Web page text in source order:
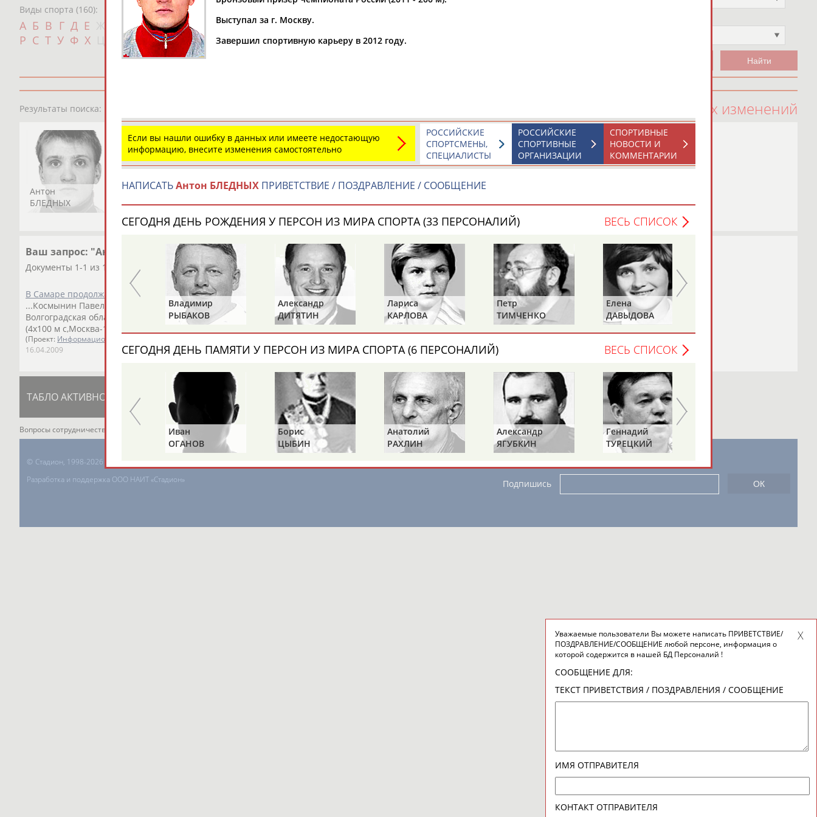
Виды спорта (160):
А Б В Г Д Е И К Л М Н
П
Р С Т У Ф Х Ш Щ Э Ю Я
Дата рождения
Результаты поиска: 100 последних изменений
Антон
БЛЕДНЫХ
Ваш запрос: "Антон БЛЕДНЫХ"
Документы 1-1 из 1 найденных уникальных документов
В Самаре продолжается Первенство России по плаванию среди юниоров
...Космынин Павел (100 м н/с, Волгоградская область), ФаустоваАнтонина(400 м в/с,
Волгоградская область), Труханович Алиса... ...Аржанцева Ирина, Резникова Мария
(4х100 м с,Москва-1).
(Москва-2) на дистанции 200 м брасс (финал)...
(Проект: Информационное агентство СТАДИОН
16.04.2009
ТАБЛО АКТИВНОСТИ ЦЕЛИ ПРОЕКТА КОНТАКТЫ НАШИ КНОПКИ РЕКЛАМА
Вопросы сотрудничества и совместной деятельности inform@infosport.ru
© Стадион, 1998-2026
Разработка и поддержка ООО НАИТ «Стадион»
Подпишись
Выступал за г. Москву.
Завершил спортивную карьеру в 2012 году.
Если вы нашли ошибку в данных или имеете недостающую
информацию, внесите изменения самостоятельно
СПОРТИВНЫЕ
НОВОСТИ И
КОММЕНТАРИИ
РОССИЙСКИЕ
СПОРТИВНЫЕ
ОРГАНИЗАЦИИ
РОССИЙСКИЕ
СПОРТСМЕНЫ,
СПЕЦИАЛИСТЫ
НАПИСАТЬАнтон БЛЕДНЫХ ПРИВЕТСТВИЕ / ПОЗДРАВЛЕНИЕ / СООБЩЕНИЕ
СЕГОДНЯ ДЕНЬ РОЖДЕНИЯ У ПЕРСОН ИЗ МИРА СПОРТА (33 ПЕРСОНАЛИЙ) ВЕСЬ СПИСОК
Валерий
ГАЗЗАЕВ
Владимир
РЫБАКОВ
Александр
ДИТЯТИН
Лариса
КАРЛОВА
Петр
ТИМЧЕНКО
Елена
ДАВЫДОВА
СЕГОДНЯ ДЕНЬ ПАМЯТИ У ПЕРСОН ИЗ МИРА СПОРТА (6 ПЕРСОНАЛИЙ) ВЕСЬ СПИСОК
Альгирдас
Иван
ОГАНОВ
Борис
ЦЫБИН
Анатолий
РАХЛИН
Александр
ЯГУБКИН
Геннадий
ТУРЕЦКИЙ
Уважаемые пользователи Вы можете написать ПРИВЕТСТВИЕ/
ПОЗДРАВЛЕНИЕ/СООБЩЕНИЕ любой персоне, информация о
которой содержится в нашей БД Персоналий !
СООБЩЕНИЕ ДЛЯ:
ТЕКСТ ПРИВЕТСТВИЯ / ПОЗДРАВЛЕНИЯ / СООБЩЕНИЕ
ИМЯ ОТПРАВИТЕЛЯ
КОНТАКТ ОТПРАВИТЕЛЯ